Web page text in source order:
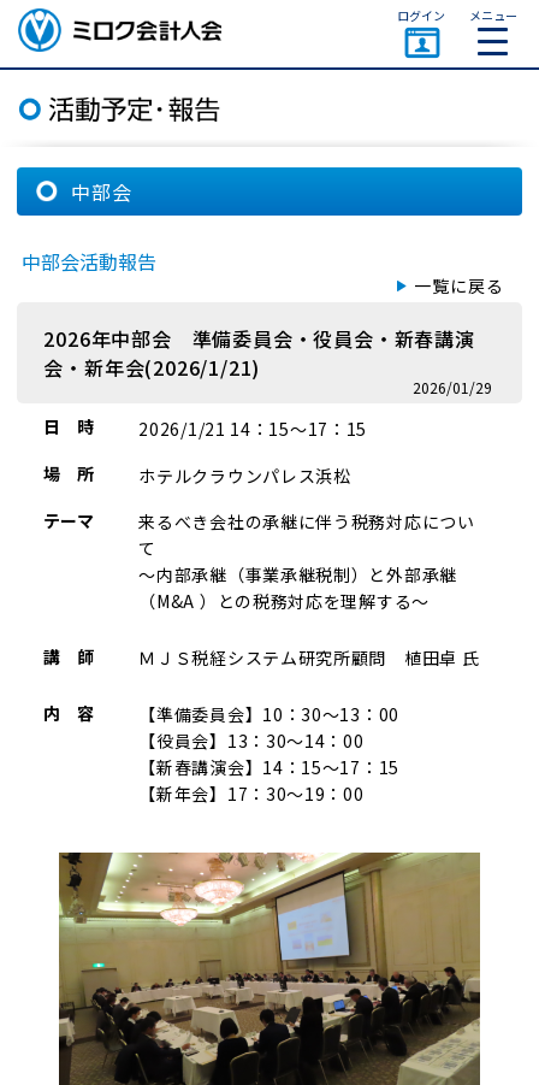
ミロク会計人会 MIROKU
ACCOUNTING PERSON
ASSOCIATION
ログイン メニュー
中部会
中部会活動報告
一覧に戻る
2026年中部会 準備委員会・役員会・新春講演
会・新年会(2026/1/21)
2026/01/29
日 時
2026/1/21 14：15～17：15
場 所
ホテルクラウンパレス浜松
テーマ
来るべき会社の承継に伴う税務対応につい
て
～内部承継（事業承継税制）と外部承継
（M&A ）との税務対応を理解する～
講 師 ＭＪＳ税経システム研究所顧問 植田卓 氏
内 容
【準備委員会】10：30～13：00
【役員会】13：30～14：00
【新春講演会】14：15～17：15
【新年会】17：30～19：00